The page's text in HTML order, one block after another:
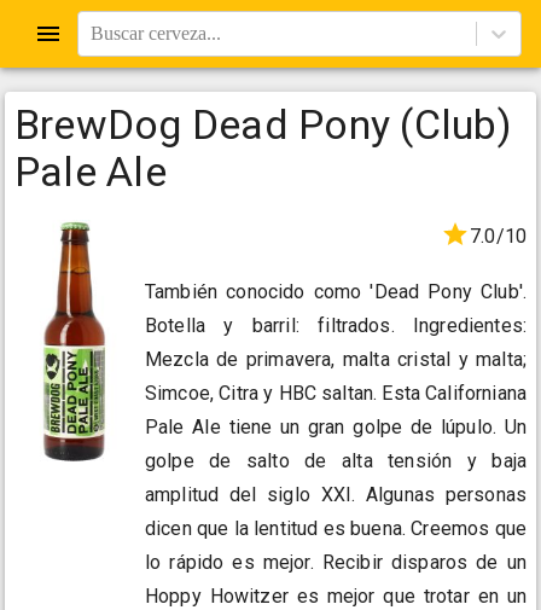
Buscar cerveza...
BrewDog Dead Pony (Club)
Pale Ale
7.0/10
También conocido como 'Dead Pony Club'.
Botella y barril: filtrados. Ingredientes:
Mezcla de primavera, malta cristal y malta;
Simcoe, Citra y HBC saltan. Esta Californiana
Pale Ale tiene un gran golpe de lúpulo. Un
golpe de salto de alta tensión y baja
amplitud del siglo XXI. Algunas personas
dicen que la lentitud es buena. Creemos que
lo rápido es mejor. Recibir disparos de un
Hoppy Howitzer es mejor que trotar en un